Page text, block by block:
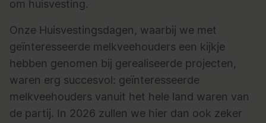
om huisvesting.
Onze Huisvestingsdagen, waarbij we met
geïnteresseerde melkveehouders een kijkje
hebben genomen bij gerealiseerde projecten,
waren erg succesvol: geïnteresseerde
melkveehouders vanuit het hele land waren van
de partij. In 2026 zullen we hier dan ook zeker